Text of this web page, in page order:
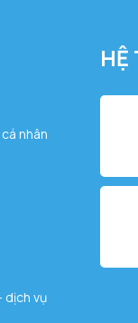
nhân
dịch vụ
HỆ